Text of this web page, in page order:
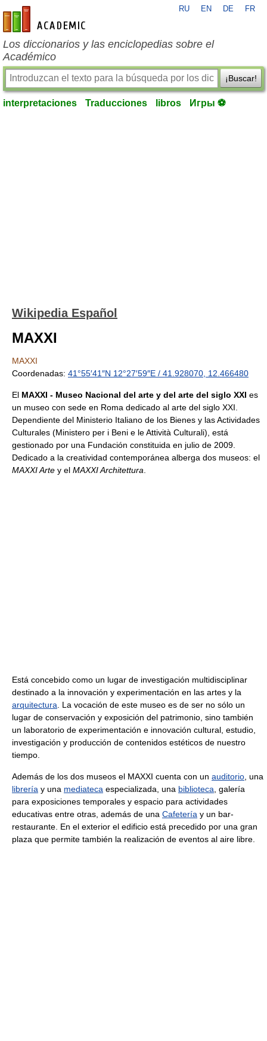
es-academic.com
RU EN DE FR
Los diccionarios y las enciclopedias sobre el
Académico
¡Buscar!
interpretaciones Traducciones libros Игры ⚽
Wikipedia Español
MAXXI
MAXXI
Coordenadas: 41°55′41″N 12°27′59″E / 41.928070 12.466480
El MAXXI - Museo Nacional del arte y del arte del siglo XXI es
un museo con sede en Roma dedicado al arte del siglo XXI.
Dependiente del Ministerio Italiano de los Bienes y las Actividades
Culturales (Ministero per i Beni e le Attività Culturali), está
gestionado por una Fundación constituida en julio de 2009.
Dedicado a la creatividad contemporánea alberga dos museos: el
MAXXI Arte y el MAXXI Architettura
Está concebido como un lugar de investigación multidisciplinar
destinado a la innovación y experimentación en las artes y la
arquitectura . La vocación de este museo es de ser no sólo un
lugar de conservación y exposición del patrimonio, sino también
un laboratorio de experimentación e innovación cultural, estudio,
investigación y producción de contenidos estéticos de nuestro
tiempo.
Además de los dos museos el MAXXI cuenta con un auditorio , una
librería y una mediateca especializada, una biblioteca , galería
para exposiciones temporales y espacio para actividades
educativas entre otras, además de una Cafetería y un bar-
restaurante. En el exterior el edificio está precedido por una gran
plaza que permite también la realización de eventos al aire libre.